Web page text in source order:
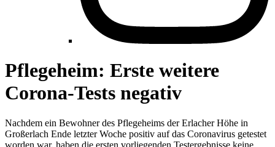
Pflegeheim: Erste weitere
Corona-Tests negativ
Nachdem ein Bewohner des Pflegeheims der Erlacher Höhe in
Großerlach Ende letzter Woche positiv auf das Coronavirus getestet
worden war, haben die ersten vorliegenden Testergebnisse keine